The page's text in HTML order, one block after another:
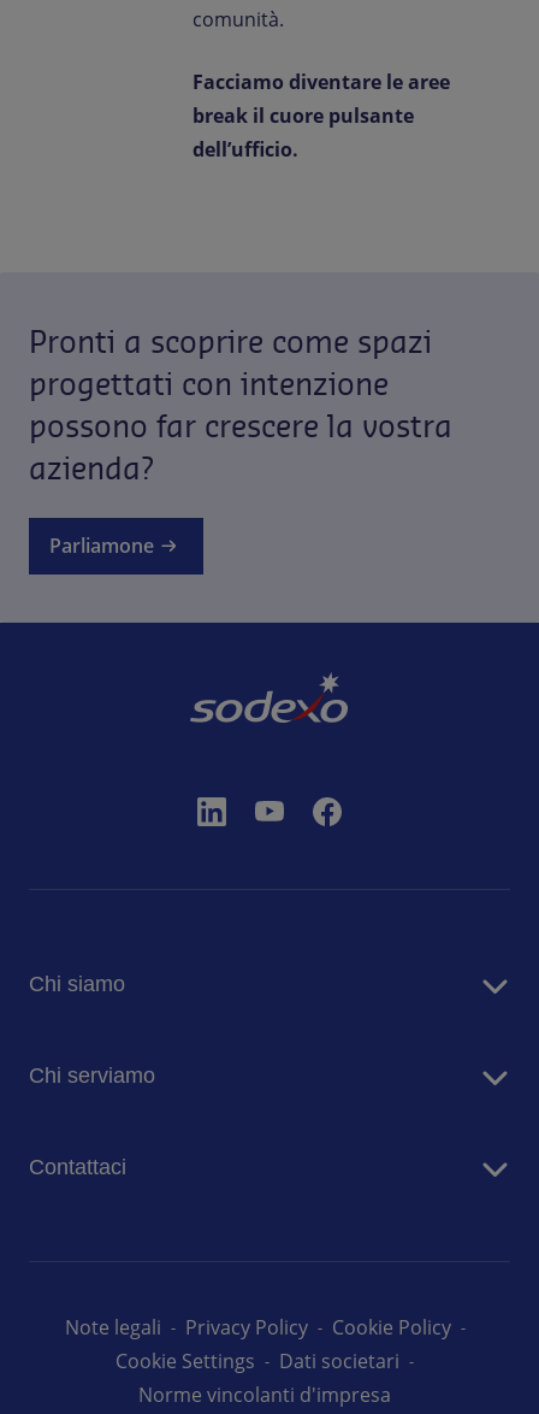
comunità.
Facciamo diventare le aree
break il cuore pulsante
dell’ufficio.
Pronti a scoprire come spazi
progettati con intenzione
possono far crescere la vostra
azienda?
Parliamone
Chi siamo
Sostenibilità
Comunicati stampa
Chi serviamo
Case di risposo
Università
Contattaci
Note legali Privacy Policy
Cookie Policy
Cookie Settings
Dati societari
Norme vincolanti d'impresa